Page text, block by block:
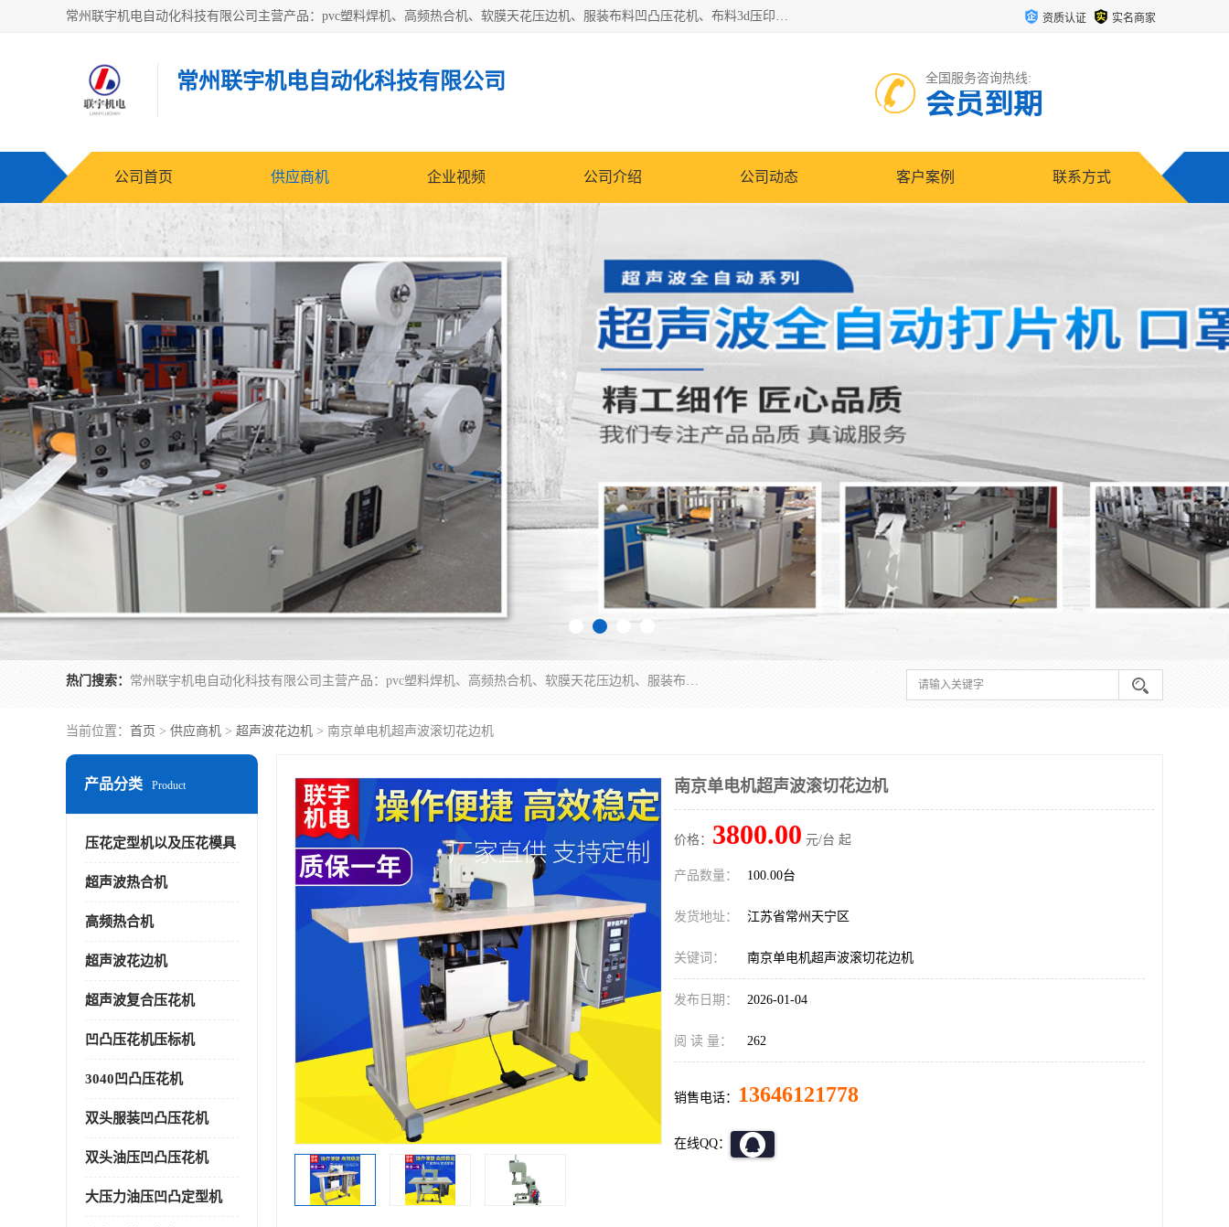
常州联宇机电自动化科技有限公司主营产品：pvc塑料焊机、高频热合机、软膜天花压边机、服装布料凹凸压花机、布料3d压印设备、服装植胶设备、超声波布料花边机、无纺布热合机、全自动压花机。 资质认证 实名商家
常州联宇机电自动化科技有限公司 全国服务咨询热线:
会员到期
公司首页 供应商机 企业视频 公司介绍 公司动态 客户案例 联系方式
热门搜索： 常州联宇机电自动化科技有限公司主营产品：pvc塑料焊机、高频热合机、软膜天花压边机、服装布料凹凸压花机、布料3d压印设备、服装植胶设备、超声波布料花边机、无纺布热合机、全自动压花机。
当前位置： 首页 > 供应商机 > 超声波花边机 > 南京单电机超声波滚切花边机
产品分类 Product
压花定型机以及压花模具
超声波热合机
高频热合机
超声波花边机
超声波复合压花机
凹凸压花机压标机
3040凹凸压花机
双头服装凹凸压花机
双头油压凹凸压花机
大压力油压凹凸定型机
南京单电机超声波滚切花边机
价格： 3800.00 元/台 起
产品数量： 100.00台
发货地址： 江苏省常州天宁区
关键词： 南京单电机超声波滚切花边机
发布日期： 2026-01-04
阅 读 量： 262
销售电话： 13646121778
在线QQ：